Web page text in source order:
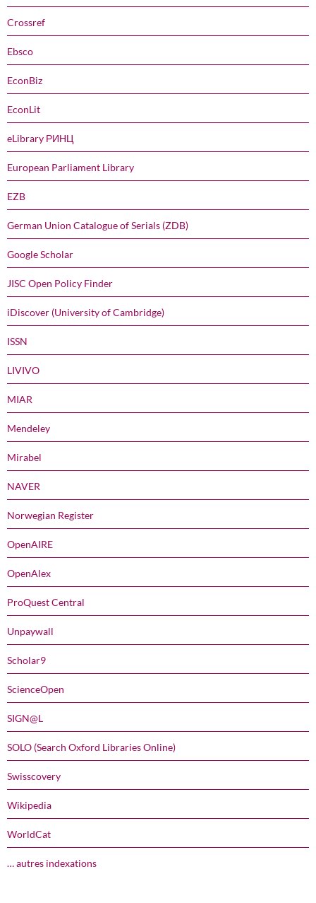
Crossref
Ebsco
EconBiz
EconLit
eLibrary РИНЦ
European Parliament Library
EZB
German Union Catalogue of Serials (ZDB)
Google Scholar
JISC Open Policy Finder
iDiscover (University of Cambridge)
ISSN
LIVIVO
MIAR
Mendeley
Mirabel
NAVER
Norwegian Register
OpenAIRE
OpenAlex
ProQuest Central
Unpaywall
Scholar9
ScienceOpen
SIGN@L
SOLO (Search Oxford Libraries Online)
Swisscovery
Wikipedia
WorldCat
… autres indexations